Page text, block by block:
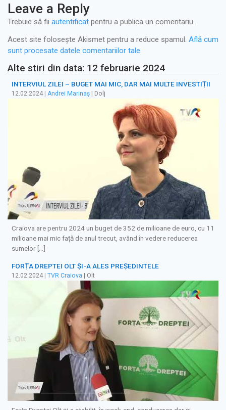
Leave a Reply
Trebuie să fii autentificat pentru a publica un comentariu.
Acest site folosește Akismet pentru a reduce spamul. Află cum
sunt procesate datele comentariilor tale.
Alte stiri din data: 12 februarie 2024
INTERVIUL ZILEI – BUGET MAI MIC, DAR MAI MULTE INVESTIȚII
12.02.2024 Andrei Marinaș | Dolj
Craiova are pentru 2024 un buget de 352 de milioane de euro, cu 11
milioane mai mic față de anul trecut, având în vedere reducerea
sumelor […]
FORȚA DREPTEI OLT ȘI-A ALES PREȘEDINTELE
12.02.2024 | TVR Craiova | Olt